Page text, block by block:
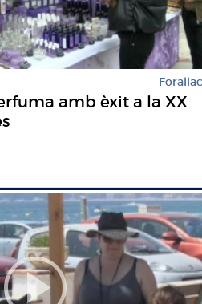
Forallac
amb èxit a la XX